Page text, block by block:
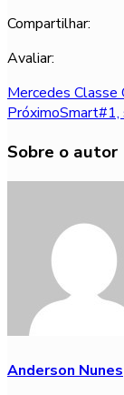
Compartilhar:
Avaliar:
Mercedes Classe
PróximoSmart#1,
Sobre o autor
Anderson Nunes